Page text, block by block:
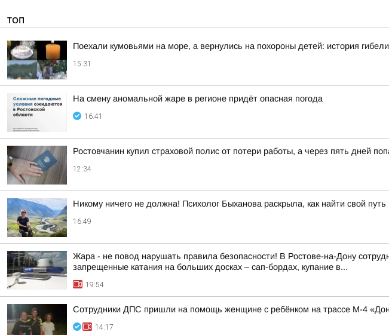
ТОП
Поехали кумовьями на море, а вернулись на похороны детей: история
15:31
На смену аномальной жаре в регионе придёт опасная погода
16:41
Ростовчанин купил страховой полис от потери работы, а через пять дней
12:34
Никому ничего не должна! Психолог Быханова раскрыла, как найти свой путь
16:49
Жара - не повод нарушать правила безопасности! В Ростове-на-Дону
запрещенные катания на больших досках – сап-бордах, купание в...
19:54
Сотрудники ДПС пришли на помощь женщине с ребёнком на трассе М-4
14:17